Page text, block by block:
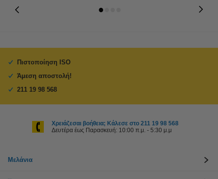
Πιστοποίηση ISO
Άμεση αποστολή!
211 19 98 568
Χρειάζεσαι βοήθεια; Κάλεσε στο 211 19 98 568
Δευτέρα έως Παρασκευή: 10:00 π.μ. - 5:30 μ.μ
Μελάνια